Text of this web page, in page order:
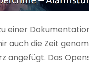
einer
auch die Zeit
angefügt. Das